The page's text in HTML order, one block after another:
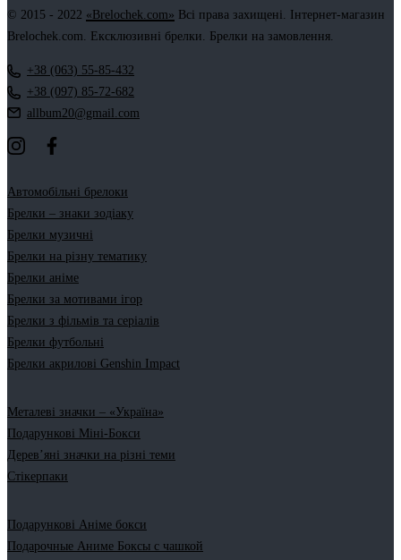
© 2015 - 2022 «Brelochek.com» Всі права захищені. Інтернет-магазин
Brelochek.com. Ексклюзивні брелки. Брелки на замовлення.
+38 (063) 55-85-432
+38 (097) 85-72-682
allbum20@gmail.com
Автомобільні брелоки
Брелки – знаки зодіаку
Брелки музичні
Брелки на різну тематику
Брелки аніме
Брелки за мотивами ігор
Брелки з фільмів та серіалів
Брелки футбольні
Брелки акрилові Genshin Impact
Металеві значки – «Україна»
Подарункові Міні-Бокси
Дерев’яні значки на різні теми
Стікерпаки
Подарункові Аніме бокси
Подарочные Аниме Боксы с чашкой